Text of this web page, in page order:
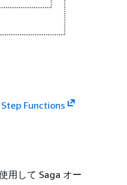
Step Functions
用して Saga オー